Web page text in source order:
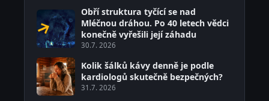
Obří struktura tyčící se nad
Mléčnou dráhou. Po 40 letech vědci
konečně vyřešili její záhadu
30.7. 2026
Kolik šálků kávy denně je podle
kardiologů skutečně bezpečných?
31.7. 2026